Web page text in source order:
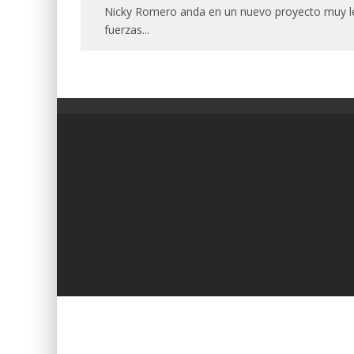
Nicky Romero anda en un nuevo proyecto muy
fuerzas...